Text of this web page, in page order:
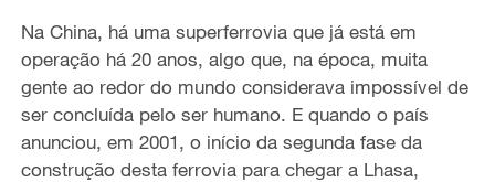
V
i
d
Na China, há uma superferrovia que já está em
operação há 20 anos, algo que, na época, muita
gente ao redor do mundo considerava impossível de
ser concluída pelo ser humano. E quando o país
anunciou, em 2001, o início da segunda fase da
construção desta ferrovia para chegar a Lhasa,